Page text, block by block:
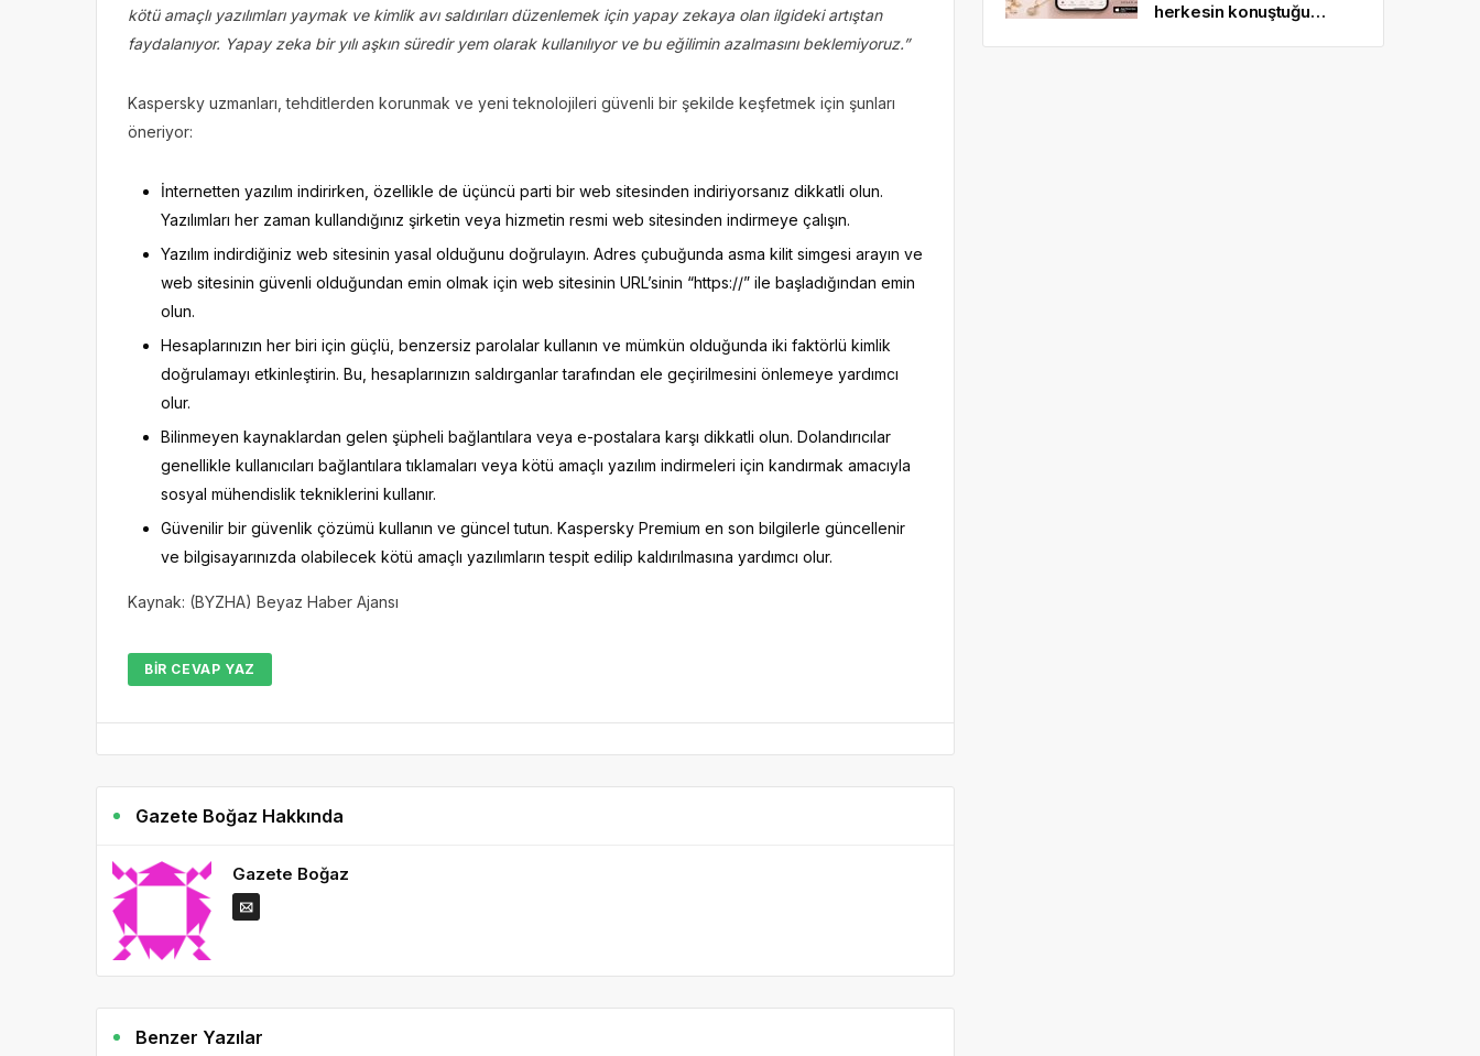
kötü amaçlı yazılımları yaymak ve kimlik avı saldırıları düzenlemek için yapay zekaya olan ilgideki artıştan
faydalanıyor. Yapay zeka bir yılı aşkın süredir yem olarak kullanılıyor ve bu eğilimin azalmasını beklemiyoruz.”
Kaspersky uzmanları, tehditlerden korunmak ve yeni teknolojileri güvenli bir şekilde keşfetmek için şunları
öneriyor:
İnternetten yazılım indirirken, özellikle de üçüncü parti bir web sitesinden indiriyorsanız dikkatli olun.
Yazılımları her zaman kullandığınız şirketin veya hizmetin resmi web sitesinden indirmeye çalışın.
Yazılım indirdiğiniz web sitesinin yasal olduğunu doğrulayın. Adres çubuğunda asma kilit simgesi arayın ve
web sitesinin güvenli olduğundan emin olmak için web sitesinin URL’sinin “https://” ile başladığından emin
olun.
Hesaplarınızın her biri için güçlü, benzersiz parolalar kullanın ve mümkün olduğunda iki faktörlü kimlik
doğrulamayı etkinleştirin. Bu, hesaplarınızın saldırganlar tarafından ele geçirilmesini önlemeye yardımcı
olur.
Bilinmeyen kaynaklardan gelen şüpheli bağlantılara veya e-postalara karşı dikkatli olun. Dolandırıcılar
genellikle kullanıcıları bağlantılara tıklamaları veya kötü amaçlı yazılım indirmeleri için kandırmak amacıyla
sosyal mühendislik tekniklerini kullanır.
Güvenilir bir güvenlik çözümü kullanın ve güncel tutun. Kaspersky Premium en son bilgilerle güncellenir
ve bilgisayarınızda olabilecek kötü amaçlı yazılımların tespit edilip kaldırılmasına yardımcı olur.
Kaynak: (BYZHA) Beyaz Haber Ajansı
BIR CEVAP YAZ
Gazete Boğaz Hakkında
Gazete Boğaz
Benzer Yazılar
herkesin konuştuğu